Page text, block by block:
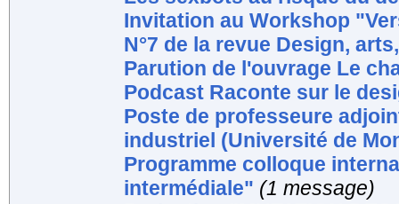
Invitation au Workshop
N°7 de la revue Design,
Parution de l'ouvrage Le
Podcast Raconte sur le
Poste de professeure
industriel (Université de
Programme colloque
intermédiale" (1 message)